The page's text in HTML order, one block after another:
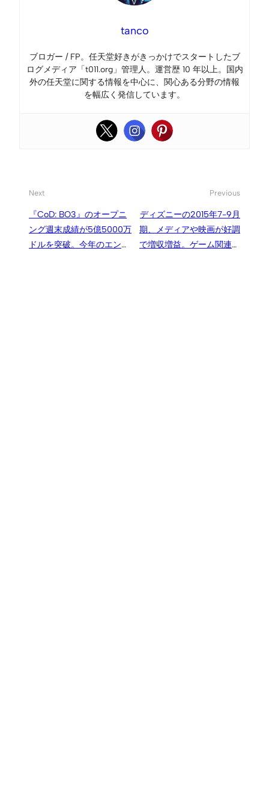
tanco
ブロガー / FP。任天堂好きがきっかけでスタートしたブ
ログメディア「t011.org」管理人。運営歴 10 年以上。国内
外の任天堂に関する情報を中心に、関心ある分野の情報
を幅広く発信しています。
Next
『CoD: BO3』のオープニ
ング週末成績が5億5000万
ドルを突破。今年のエンタ
Previous
ディズニーの2015年7-9月
期、メディアや映画が好調
で増収増益。ゲーム関連は